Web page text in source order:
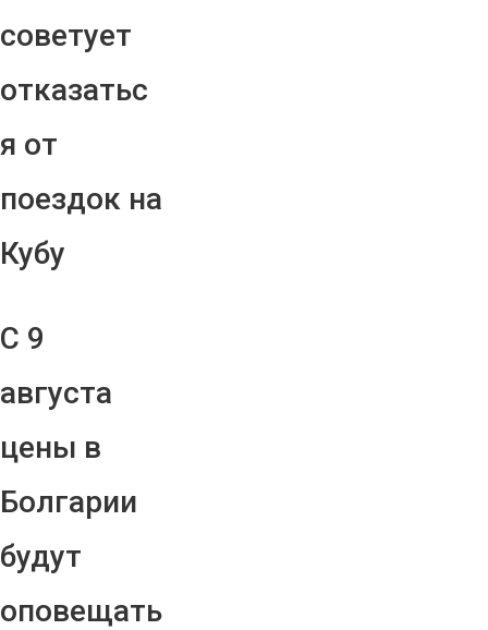
советует
отказатьс
я от
поездок на
Кубу
С 9
августа
цены в
Болгарии
будут
оповещать